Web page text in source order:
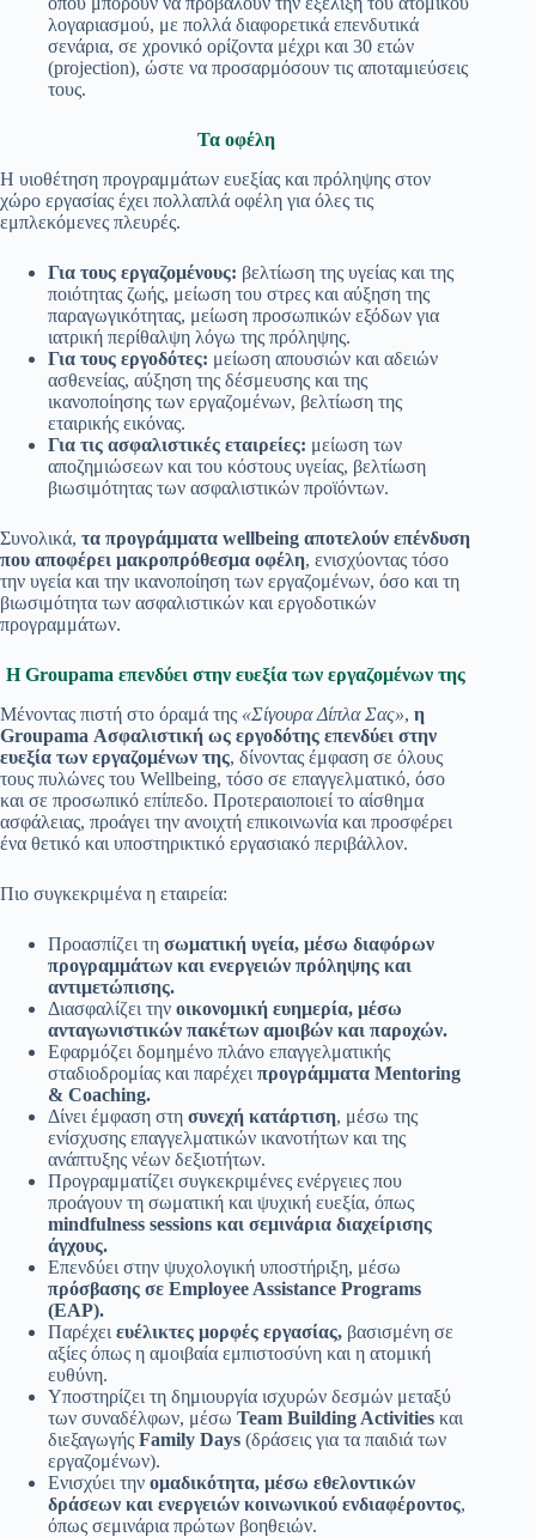
λογαριασμού, με πολλά διαφορετικά επενδυτικά
σενάρια, σε χρονικό ορίζοντα μέχρι και 30 ετών
(projection), ώστε να προσαρμόσουν τις αποταμιεύσεις
τους.
Τα οφέλη
Η υιοθέτηση προγραμμάτων ευεξίας και πρόληψης στον
χώρο εργασίας έχει πολλαπλά οφέλη για όλες τις
εμπλεκόμενες πλευρές.
Για τους εργαζομένους: βελτίωση της υγείας και της
ποιότητας ζωής, μείωση του στρες και αύξηση της
παραγωγικότητας, μείωση προσωπικών εξόδων για
ιατρική περίθαλψη λόγω της πρόληψης.
Για τους εργοδότες: μείωση απουσιών και αδειών
ασθενείας, αύξηση της δέσμευσης και της
ικανοποίησης των εργαζομένων, βελτίωση της
εταιρικής εικόνας.
Για τις ασφαλιστικές εταιρείες: μείωση των
αποζημιώσεων και του κόστους υγείας, βελτίωση
βιωσιμότητας των ασφαλιστικών προϊόντων.
Συνολικά, τα προγράμματα wellbeing αποτελούν επένδυση
που αποφέρει μακροπρόθεσμα οφέλη, ενισχύοντας τόσο
την υγεία και την ικανοποίηση των εργαζομένων, όσο και τη
βιωσιμότητα των ασφαλιστικών και εργοδοτικών
προγραμμάτων.
Η Groupama επενδύει στην ευεξία των εργαζομένων της
Μένοντας πιστή στο όραμά της «Σίγουρα Δίπλα Σας», η
Groupama Ασφαλιστική ως εργοδότης επενδύει στην
ευεξία των εργαζομένων της, δίνοντας έμφαση σε όλους
τους πυλώνες του Wellbeing, τόσο σε επαγγελματικό, όσο
και σε προσωπικό επίπεδο. Προτεραιοποιεί το αίσθημα
ασφάλειας, προάγει την ανοιχτή επικοινωνία και προσφέρει
ένα θετικό και υποστηρικτικό εργασιακό περιβάλλον.
Πιο συγκεκριμένα η εταιρεία:
Προασπίζει τη σωματική υγεία, μέσω διαφόρων
προγραμμάτων και ενεργειών πρόληψης και
αντιμετώπισης.
Διασφαλίζει την οικονομική ευημερία, μέσω
ανταγωνιστικών πακέτων αμοιβών και παροχών.
Εφαρμόζει δομημένο πλάνο επαγγελματικής
σταδιοδρομίας και παρέχει προγράμματα Mentoring
& Coaching.
Δίνει έμφαση στη συνεχή κατάρτιση, μέσω της
ενίσχυσης επαγγελματικών ικανοτήτων και της
ανάπτυξης νέων δεξιοτήτων.
Προγραμματίζει συγκεκριμένες ενέργειες που
προάγουν τη σωματική και ψυχική ευεξία, όπως
mindfulness sessions και σεμινάρια διαχείρισης
άγχους.
Επενδύει στην ψυχολογική υποστήριξη, μέσω
πρόσβασης σε Employee Assistance Programs
(EAP).
Παρέχει ευέλικτες μορφές εργασίας, βασισμένη σε
αξίες όπως η αμοιβαία εμπιστοσύνη και η ατομική
ευθύνη.
Υποστηρίζει τη δημιουργία ισχυρών δεσμών μεταξύ
των συναδέλφων, μέσω Team Building Activities και
διεξαγωγής Family Days (δράσεις για τα παιδιά των
εργαζομένων).
Ενισχύει την ομαδικότητα, μέσω εθελοντικών
δράσεων και ενεργειών κοινωνικού ενδιαφέροντος,
όπως σεμινάρια πρώτων βοηθειών.